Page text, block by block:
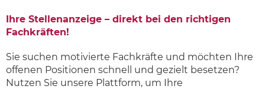
Ihre Stellenanzeige – direkt bei den richtigen
Fachkräften!
Sie suchen motivierte Fachkräfte und möchten Ihre
offenen Positionen schnell und gezielt besetzen?
Nutzen Sie unsere Plattform, um Ihre